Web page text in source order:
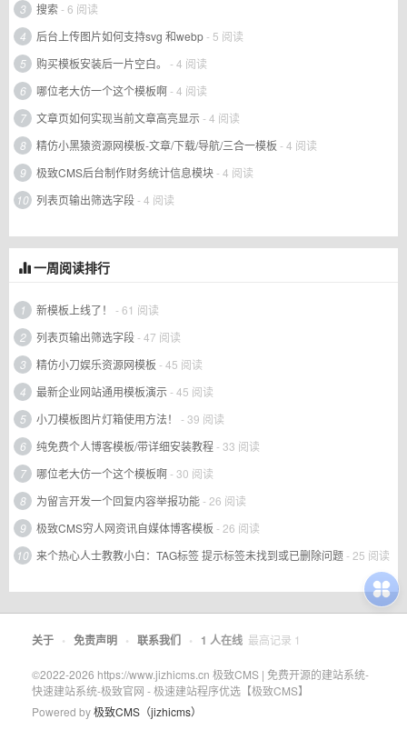
3
搜索- 6 阅读
4
后台上传图片如何支持svg 和webp- 5 阅读
5
购买模板安装后一片空白。
- 4 阅读
6
哪位老大仿一个这个模板啊- 4 阅读
7
文章页如何实现当前文章高亮显示- 4 阅读
8
精仿小黑猿资源网模板-文章/下载/导航/三合一模板 - 4 阅读
9
极致CMS后台制作财务统计信息模块- 4 阅读
10 列表页输出筛选字段- 4 阅读
一周阅读排行
1 新模板上线了！
- 61 阅读
2
列表页输出筛选字段- 47 阅读
3
精仿小刀娱乐资源网模板 - 45 阅读
4
最新企业网站通用模板演示- 45 阅读
5
小刀模板图片灯箱使用方法！
- 39 阅读
6
纯免费个人博客模板/带详细安装教程- 33 阅读
7
哪位老大仿一个这个模板啊- 30 阅读
8
为留言开发一个回复内容举报功能- 26 阅读
9
极致CMS穷人网资讯自媒体博客模板 - 26 阅读
10 来个热心人士教教小白：TAG标签 提示标签未找到或已删除问题- 25 阅读
关于 • 免责声明 • 联系我们 • 1 人在线 最高记录 1
©2022-2026 https://www.jizhicms.cn 极致CMS | 免费开源的建站系统-
快速建站系统-极致官网 - 极速建站程序优选【极致CMS】
Powered by极致CMS（jizhicms）